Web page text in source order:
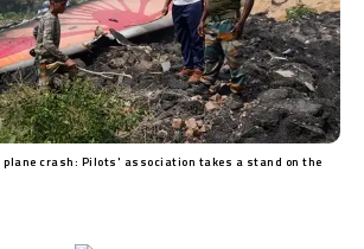
plane crash: Pilots' association takes a stand on the